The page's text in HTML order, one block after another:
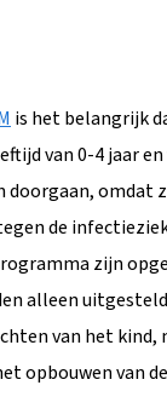
is het belangrijk
van 0-4 jaar
doorgaan, omdat
de
zijn
alleen
van het kind,
opbouwen van